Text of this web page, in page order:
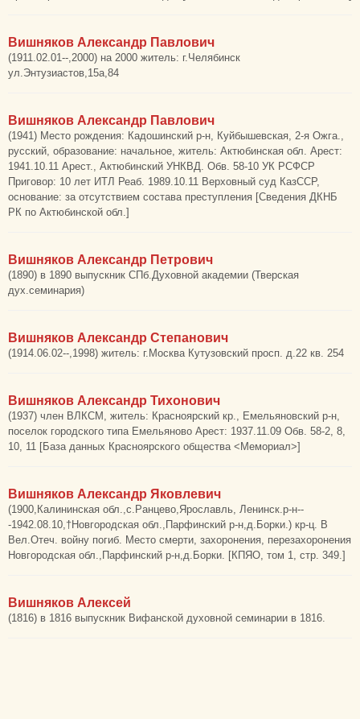
Вишняков Александр Павлович
(1911.02.01--,2000) на 2000 житель: г.Челябинск
ул.Энтузиастов,15а,84
Вишняков Александр Павлович
(1941) Место рождения: Кадошинский р-н, Куйбышевская, 2-я Ожга.,
русский, образование: начальное, житель: Актюбинская обл. Арест:
1941.10.11 Арест., Актюбинский УНКВД. Обв. 58-10 УК РСФСР
Приговор: 10 лет ИТЛ Реаб. 1989.10.11 Верховный суд КазССР,
основание: за отсутствием состава преступления [Сведения ДКНБ
РК по Актюбинской обл.]
Вишняков Александр Петрович
(1890) в 1890 выпускник СПб.Духовной академии (Тверская
дух.семинария)
Вишняков Александр Степанович
(1914.06.02--,1998) житель: г.Москва Кутузовский просп. д.22 кв. 254
Вишняков Александр Тихонович
(1937) член ВЛКСМ, житель: Красноярский кр., Емельяновский р-н,
поселок городского типа Емельяново Арест: 1937.11.09 Обв. 58-2, 8,
10, 11 [База данных Красноярского общества <Мемориал>]
Вишняков Александр Яковлевич
(1900,Калининская обл.,с.Ранцево,Ярославль, Ленинск.р-н--
-1942.08.10,†Новгородская обл.,Парфинский р-н,д.Борки.) кр-ц. В
Вел.Отеч. войну погиб. Место смерти, захоронения, перезахоронения
Новгородская обл.,Парфинский р-н,д.Борки. [КПЯО, том 1, стр. 349.]
Вишняков Алексей
(1816) в 1816 выпускник Вифанской духовной семинарии в 1816.